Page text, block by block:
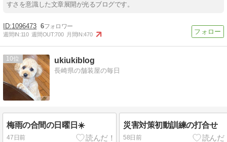
すさを意識した文章展開が光るブログです。
1096473 6
週間IN:110 週間OUT:700 月間IN:470
10 ukiukiblog
長崎県の舗装屋の毎日
梅雨の合間の日曜日☀️
47日前
災害対策初動訓練の打合せ
58日前